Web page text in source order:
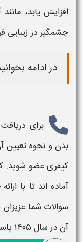
افزایش یابد،
چشمگیر در زیبایی
در ادامه
برای
بدن و نحوه تعیین آن
کیفری عضو شوید.
آماده اند تا با
سوالات شما عزیزان
آن در سال ۱۴۰۵​